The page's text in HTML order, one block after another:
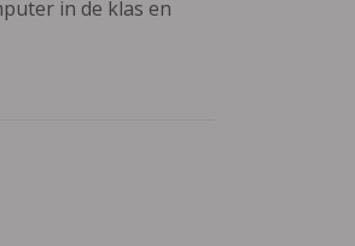
in de klas en